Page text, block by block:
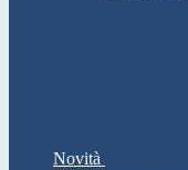
Novità